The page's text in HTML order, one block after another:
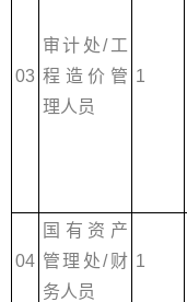
03
审计处/工
程造价管
理人员
1
04
国有资产
管理处/财
务人员
1